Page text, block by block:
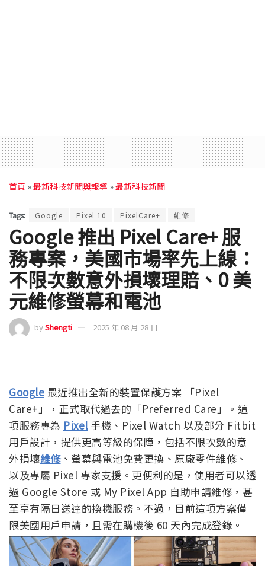
首頁 »最新科技新聞與報導 »最新科技新聞
Tags: Google Pixel 10 PixelCare+ 維修
Google 推出 Pixel Care+ 服
務專案，美國市場率先上線：
不限次數意外損壞理賠、0 美
元維修螢幕和電池
byShengti 2025 年 08 月 28 日
Google 最近推出全新的裝置保護方案 「Pixel
Care+」，正式取代過去的「Preferred Care」。這
項服務專為 Pixel手機、Pixel Watch 以及部分 Fitbit
用戶設計，提供更高等級的保障，包括不限次數的意
外損壞維修、螢幕與電池免費更換、原廠零件維修、
以及專屬 Pixel 專家支援。更便利的是，使用者可以透
過 Google Store 或 My Pixel App 自助申請維修，甚
至享有隔日送達的換機服務。不過，目前這項方案僅
限美國用戶申請，且需在購機後 60 天內完成登錄。